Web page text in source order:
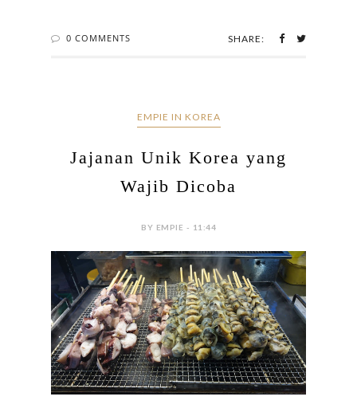
0 COMMENTS SHARE:
EMPIE IN KOREA
Jajanan Unik Korea yang
Wajib Dicoba
BY EMPIE - 11:44